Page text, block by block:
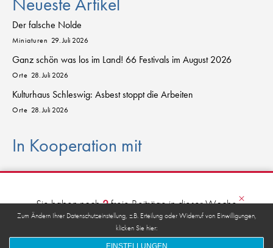
Der falsche Nolde
Miniaturen 29. Juli 2026
Ganz schön was los im Land! 66 Festivals im August 2026
Orte 28. Juli 2026
Kulturhaus Schleswig: Asbest stoppt die Arbeiten
Orte 28. Juli 2026
In Kooperation mit
© 2026 kulturkanal.sh
Zum Ändern Ihrer Datenschutzeinstellung, z.B. Erteilung oder Widerruf von Einwilligungen,
klicken Sie hier:
EINSTELLUNGEN
Sie haben noch2freie Beiträge in dieser Woche
übrig.
kostenfrei registrieren
×